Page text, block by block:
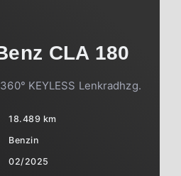
CLA 180
KEYLESS Lenkradhzg.
18.489 km
Benzin
02/2025